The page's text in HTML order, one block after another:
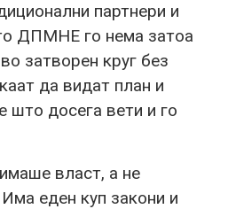
партнери и
ДПМНЕ го нема затоа
затворен круг без
да видат план и
досега вети и го
власт, а не
еден куп закони и